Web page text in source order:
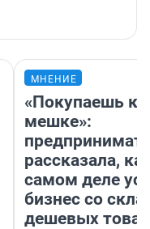
МНЕНИЕ
«Покупаешь
мешке»:
рассказала,
самом деле
бизнес со
дешевых